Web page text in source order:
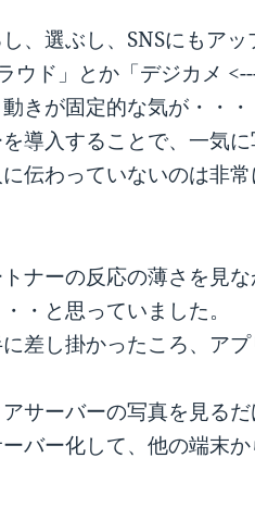
、選ぶし、SNSにもア
ウド」とか「デジカメ
きが固定的な気が・・・
導入することで、一気
伝わっていないのは非
ナーの反応の薄さを見
・と思っていました。
差し掛かったころ、ア
サーバーの写真を見る
バー化して、他の端末